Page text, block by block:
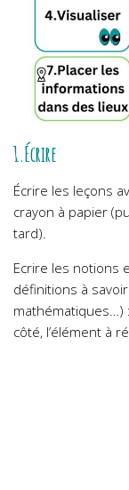
1.Écrire
Écrire les leçons
crayon à papier
tard).
Ecrire les notions
définitions à
mathématiques…)
côté, l’élément à